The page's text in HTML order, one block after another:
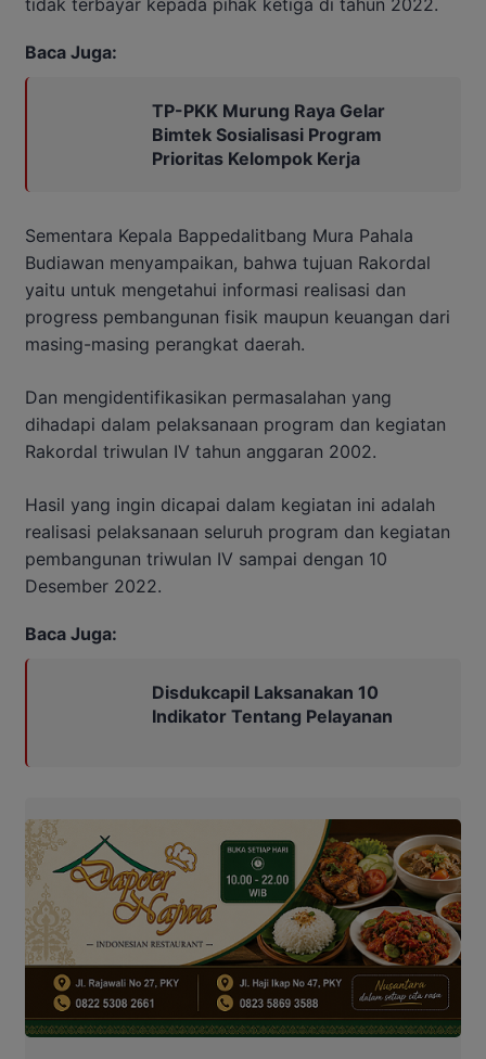
Baca Juga:
TP-PKK Murung Raya Gelar
Bimtek Sosialisasi Program
Prioritas Kelompok Kerja
Sementara Kepala Bappedalitbang Mura Pahala
Budiawan menyampaikan, bahwa tujuan Rakordal
yaitu untuk mengetahui informasi realisasi dan
progress pembangunan fisik maupun keuangan dari
masing-masing perangkat daerah.
Dan mengidentifikasikan permasalahan yang
dihadapi dalam pelaksanaan program dan kegiatan
Rakordal triwulan IV tahun anggaran 2002.
Hasil yang ingin dicapai dalam kegiatan ini adalah
realisasi pelaksanaan seluruh program dan kegiatan
pembangunan triwulan IV sampai dengan 10
Desember 2022.
Baca Juga:
Disdukcapil Laksanakan 10
Indikator Tentang Pelayanan